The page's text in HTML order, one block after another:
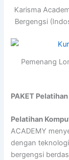
Karisma
Bergengsi
Pemenang
PAKET
Pelatihan
ACADEMY
dengan
bergengsi